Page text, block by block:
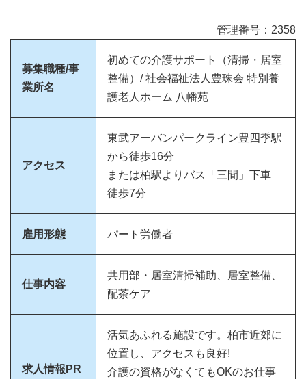
管理番号：2358
募集職種/事
業所名
初めての介護サポート（清掃・居室
整備）/ 社会福祉法人豊珠会 特別養
護老人ホーム 八幡苑
アクセス
東武アーバンパークライン豊四季駅
から徒歩16分
または柏駅よりバス「三間」下車
徒歩7分
雇用形態 パート労働者
仕事内容
共用部・居室清掃補助、居室整備、
配茶ケア
求人情報PR
活気あふれる施設です。柏市近郊に
位置し、アクセスも良好!
介護の資格がなくてもOKのお仕事